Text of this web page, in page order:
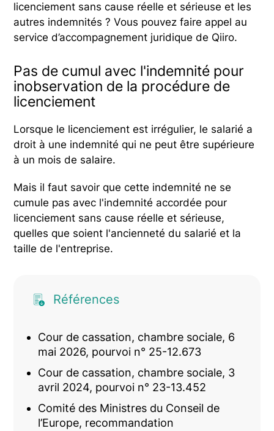
licenciement sans cause réelle et sérieuse et les
autres indemnités ? Vous pouvez faire appel au
service d’accompagnement juridique de Qiiro.
Pas de cumul avec l'indemnité pour
inobservation de la procédure de
licenciement
Lorsque le licenciement est irrégulier, le salarié a
droit à une indemnité qui ne peut être supérieure
à un mois de salaire.
Mais il faut savoir que cette indemnité ne se
cumule pas avec l'indemnité accordée pour
licenciement sans cause réelle et sérieuse,
quelles que soient l'ancienneté du salarié et la
taille de l'entreprise.
Références
Cour de cassation, chambre sociale, 6
mai 2026, pourvoi n° 25-12.673
Cour de cassation, chambre sociale, 3
avril 2024, pourvoi n° 23-13.452
Comité des Ministres du Conseil de
l’Europe, recommandation